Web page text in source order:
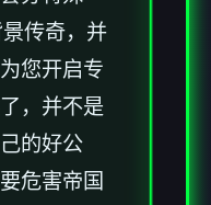
传奇，并
您开启专
，并不是
的好公
危害帝国